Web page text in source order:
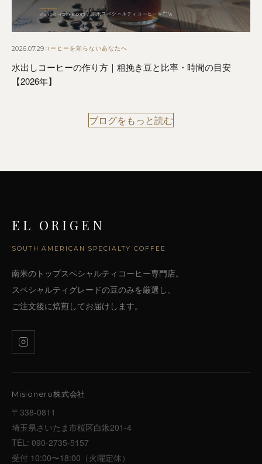
2026.07.29コーヒーを知らないあなたへ
水出しコーヒーの作り方｜粗挽き豆と比率・時間の目安
【2026年】
ブログをもっと読む
EL ORIGEN
SOUTH AMERICAN SPECIALTY COFFEE
南米のトップスペシャルティコーヒー専門店。
スペシャルティグレードの豆のみを厳選し、
ご注文後に焙煎してお届けします。
Misionero株式会社
〒338-0811
埼玉県さいたま市桜区白鍬201-4
TEL: 090-2735-5157
受付 10:00〜18:00（火曜定休）